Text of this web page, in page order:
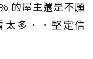
的屋主還是不願
太多．．堅定信